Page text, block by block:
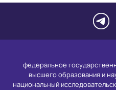
федеральное
высшего образования и
национальный